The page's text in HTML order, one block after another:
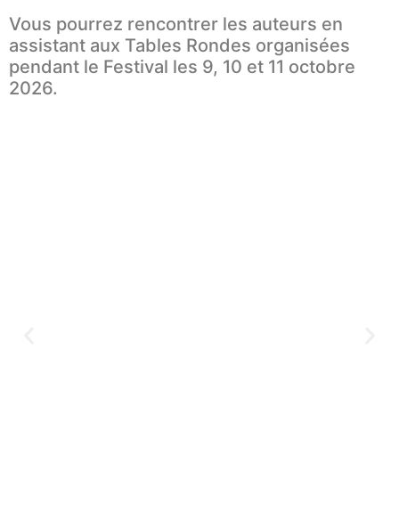
Vous pourrez rencontrer les auteurs en
assistant aux Tables Rondes organisées
pendant le Festival les 9, 10 et 11 octobre
2026.